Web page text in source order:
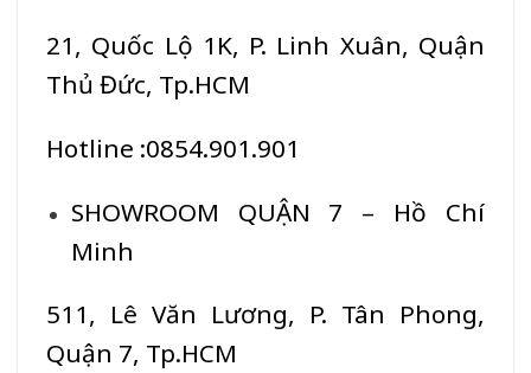
21, Quốc Lộ 1K, P. Linh Xuân, Quận
Thủ Đức, Tp.HCM
Hotline :0854.901.901
SHOWROOM QUẬN 7 – Hồ Chí
Minh
511, Lê Văn Lương, P. Tân Phong,
Quận 7, Tp.HCM